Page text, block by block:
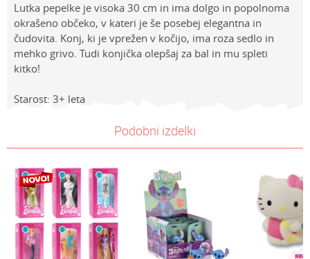
Lutka pepelke je visoka 30 cm in ima dolgo in popolnoma
okrašeno občeko, v kateri je še posebej elegantna in
čudovita. Konj, ki je vprežen v kočijo, ima roza sedlo in
mehko grivo. Tudi konjička olepšaj za bal in mu spleti
kitko!
Starost: 3+ leta
PUNČKE
Spol
Deklice
Starost
4-6 let
Sporočilo
Prenesi navodila za uporabo
Podobni izdelki